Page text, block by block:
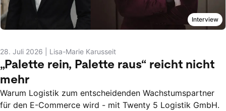
Interview
28. Juli 2026 Lisa-Marie Karusseit
„Palette rein, Palette raus“ reicht nicht
mehr
Warum Logistik zum entscheidenden Wachstumspartner
für den E-Commerce wird - mit Twenty 5 Logistik GmbH.